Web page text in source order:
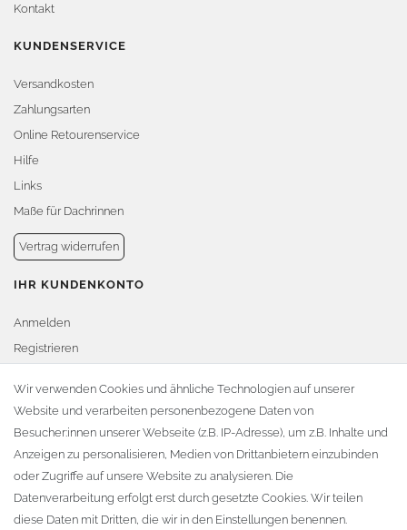
Kontakt
KUNDENSERVICE
Versandkosten
Zahlungsarten
Online Retourenservice
Hilfe
Links
Maße für Dachrinnen
Vertrag widerrufen
IHR KUNDENKONTO
Anmelden
Registrieren
Warenkorb
Zur Kasse
KONTAKT
Fa. Steffen Jost
Söbrigener Weg 50
Wir verwenden Cookies und ähnliche Technologien auf unserer
Website und verarbeiten personenbezogene Daten von
Besucher:innen unserer Webseite (z.B. IP-Adresse), um z.B. Inhalte und
Anzeigen zu personalisieren, Medien von Drittanbietern einzubinden
oder Zugriffe auf unsere Website zu analysieren. Die
Datenverarbeitung erfolgt erst durch gesetzte Cookies. Wir teilen
diese Daten mit Dritten, die wir in den Einstellungen benennen.